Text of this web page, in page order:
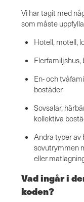
Vi har tagit med
som måste
Hotell, motell,
En- och
bostäder
Sovsalar,
kollektiva
Andra typer av
sovutrymmen
eller
Vad ingår i
koden?